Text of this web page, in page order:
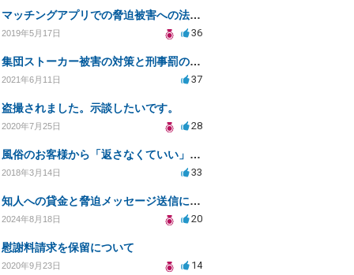
マッチングアプリでの脅迫被害への法的対処法とは？
2019年5月17日 36
集団ストーカー被害の対策と刑事罰のための相談先は？
2021年6月11日 37
盗撮されました。示談したいです。
2020年7月25日 28
風俗のお客様から「返さなくていい」ともらったお金の返済を強要されています
2018年3月14日 33
知人への貸金と脅迫メッセージ送信に関する法的リスクは？
2024年8月18日 20
慰謝料請求を保留について
2020年9月23日 14